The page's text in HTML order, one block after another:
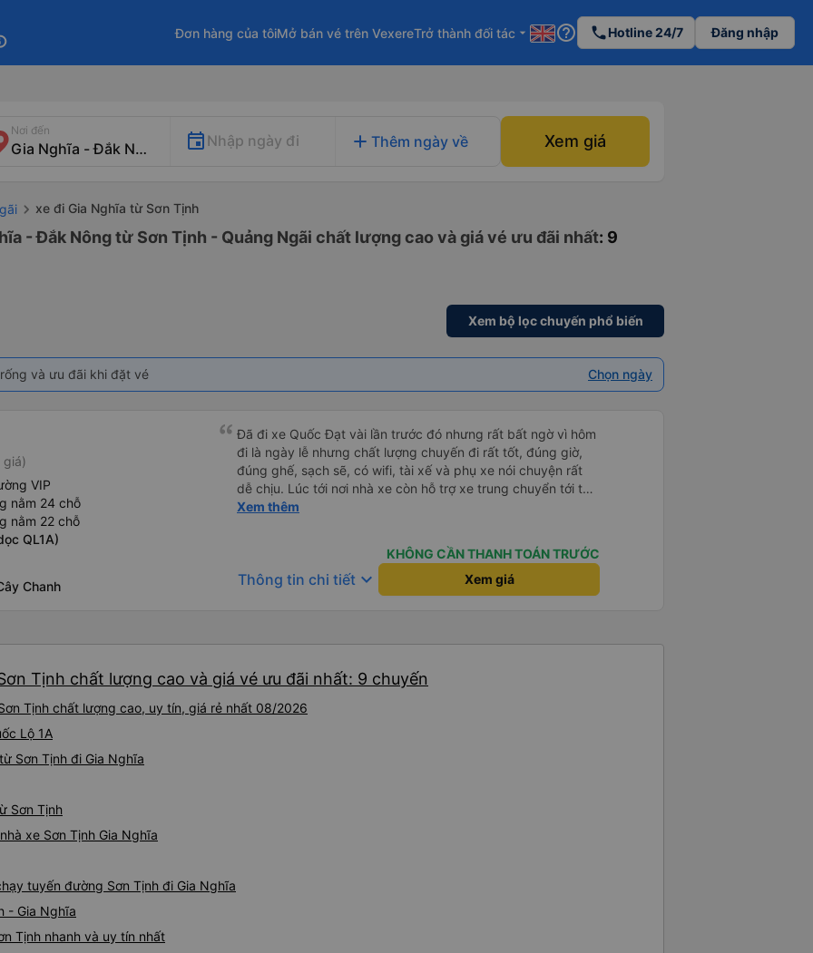
Đơn hàng của tôiMở bán vé trên VexereTrở thành đối tác arrow_drop_down help_outline phoneHotline 24/7 Đăng nhập
Nơi đến
Nhập ngày đi add Thêm ngày về Xem giá
xe đi Gia Nghĩa từ Sơn Tịnh
- Đắk Nông từ Sơn Tịnh - Quảng Ngãi chất lượng cao và giá vé ưu đãi nhất: 9
Xem bộ lọc chuyến phổ biến
và ưu đãi khi đặt vé Chọn ngày
giá)
VIP
nằm 24 chỗ
nằm 22 chỗ
QL1A)
Chanh
Đã đi xe Quốc Đạt vài lần trước đó nhưng rất bất ngờ vì hôm
đi là ngày lễ nhưng chất lượng chuyến đi rất tốt, đúng giờ,
đúng ghế, sạch sẽ, có wifi, tài xế và phụ xe nói chuyện rất
dễ chịu. Lúc tới nơi nhà xe còn hỗ trợ xe trung chuyển tới tận
nhà. 10đ cho nhà xe, hy vọng nhà xe duy trì được chất lượng
Xem thêm
KHÔNG CẦN THANH TOÁN TRƯỚC
Thông tin chi tiết keyboard_arrow_down Xem giá
Tịnh chất lượng cao và giá vé ưu đãi nhất: 9 chuyến
Tịnh chất lượng cao, uy tín, giá rẻ nhất 08/2026
Lộ 1A
Sơn Tịnh đi Gia Nghĩa
Sơn Tịnh
xe Sơn Tịnh Gia Nghĩa
tuyến đường Sơn Tịnh đi Gia Nghĩa
- Gia Nghĩa
Tịnh nhanh và uy tín nhất